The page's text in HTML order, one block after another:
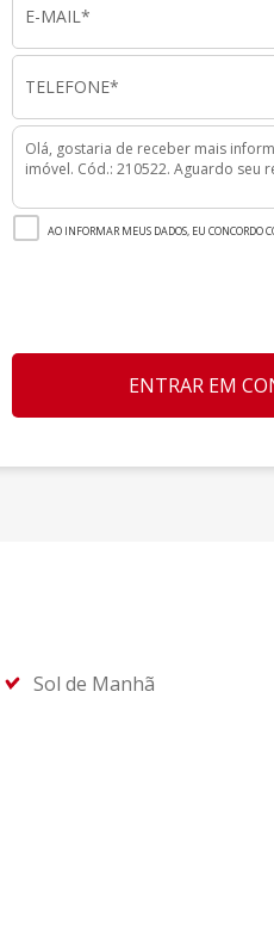
AO INFORMAR MEUS DADOS, EU CONCORDO
Sol de Manhã